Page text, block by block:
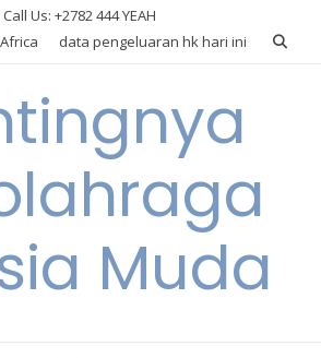
Call Us: +2782 444 YEAH
data pengeluaran hk hari ini
Muda